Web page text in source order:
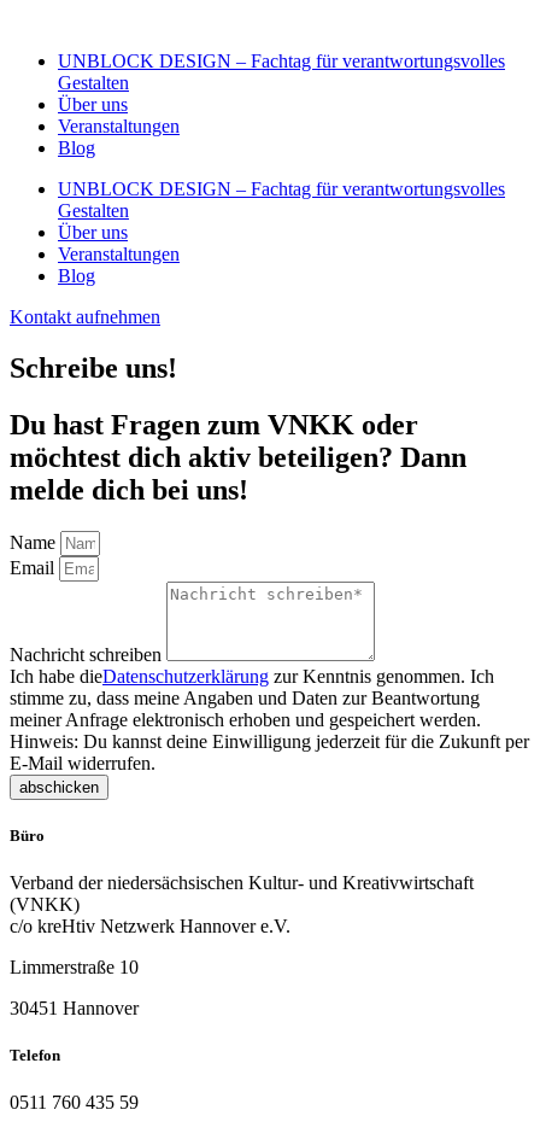
wechselnUNBLOCK DESIGN – Fachtag für verantwortungsvolles
Gestalten
Über uns
Veranstaltungen
Blog
UNBLOCK DESIGN – Fachtag für verantwortungsvolles
Gestalten
Über uns
Veranstaltungen
Blog
Kontakt aufnehmen
Schreibe uns!
Du hast Fragen zum VNKK oder
möchtest dich aktiv beteiligen? Dann
melde dich bei uns!
Name
Email
Nachricht schreiben
Ich habe dieDatenschutzerklärung zur Kenntnis genommen. Ich
stimme zu, dass meine Angaben und Daten zur Beantwortung
meiner Anfrage elektronisch erhoben und gespeichert werden.
Hinweis: Du kannst deine Einwilligung jederzeit für die Zukunft per
E-Mail widerrufen.
abschicken
Büro
Verband der niedersächsischen Kultur- und Kreativwirtschaft
(VNKK)
c/o kreHtiv Netzwerk Hannover e.V.
Limmerstraße 10
30451 Hannover
Telefon
0511 760 435 59